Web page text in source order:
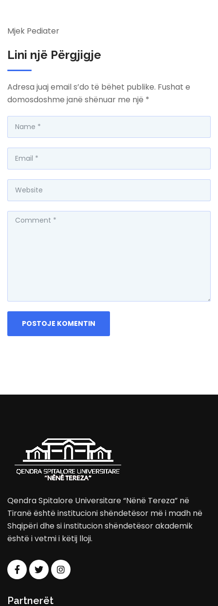
Mjek Pediater
Lini një Përgjigje
Adresa juaj email s’do të bëhet publike. Fushat e
domosdoshme janë shënuar me një *
Qendra Spitalore Universitare “Nënë Tereza” në
Tiranë është institucioni shëndetësor më i madh në
Shqipëri dhe si institucion shëndetësor akademik
është i vetmi i këtij lloji.
Partnerët